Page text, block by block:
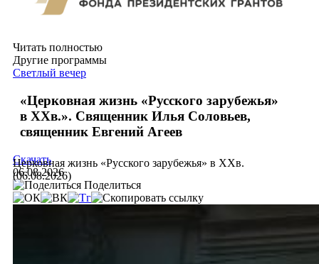
Читать полностью
Другие программы
Светлый вечер
«Церковная жизнь «Русского зарубежья»
в ХХв.». Священник Илья Соловьев,
священник Евгений Агеев
Церковная жизнь «Русского зарубежья» в ХХв.
(06.08.2026)
Скачать
06.08.2026
Поделиться